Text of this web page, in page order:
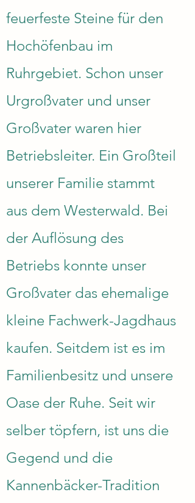
feuerfeste Steine für den
Hochöfenbau im
Ruhrgebiet. Schon unser
Urgroßvater und unser
Großvater waren hier
Betriebsleiter. Ein Großteil
unserer Familie stammt
aus dem Westerwald. Bei
der Auflösung des
Betriebs konnte unser
Großvater das ehemalige
kleine Fachwerk-Jagdhaus
kaufen. Seitdem ist es im
Familienbesitz und unsere
Oase der Ruhe. Seit wir
selber töpfern, ist uns die
Gegend und die
Kannenbäcker-Tradition